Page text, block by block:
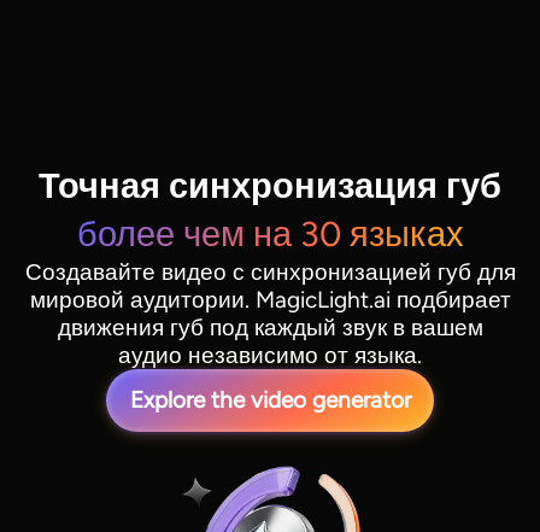
Точная синхронизация губ
более чем на 30 языках
Создавайте видео с синхронизацией губ для
мировой аудитории. MagicLight.ai подбирает
движения губ под каждый звук в вашем
аудио независимо от языка.
Explore the video generator